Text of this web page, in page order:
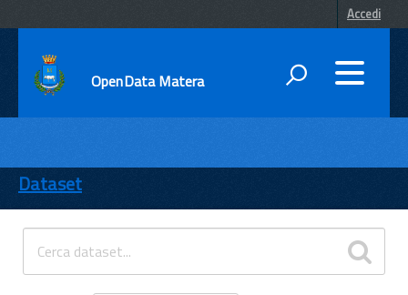
Accedi
OpenData Matera
ENTI
TEMI
INFORMAZIONI
Dataset